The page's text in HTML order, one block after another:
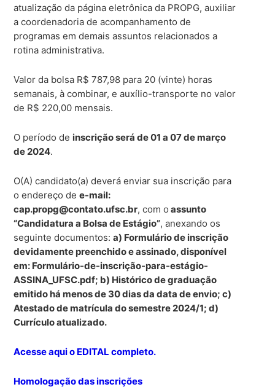
atualização da página eletrônica da PROPG, auxiliar
a coordenadoria de acompanhamento de
programas em demais assuntos relacionados a
rotina administrativa.
Valor da bolsa R$ 787,98 para 20 (vinte) horas
semanais, à combinar, e auxílio-transporte no valor
de R$ 220,00 mensais.
O período de inscrição será de 01 a 07 de março
de 2024.
O(A) candidato(a) deverá enviar sua inscrição para
o endereço dee-mail:
cap.propg@contato.ufsc.br, com o assunto
“Candidatura a Bolsa de Estágio”, anexando os
seguinte documentos:a) Formulário de inscrição
devidamente preenchido e assinado, disponível
em: Formulário-de-inscrição-para-estágio-
ASSINA_UFSC.pdf; b) Histórico de graduação
emitido há menos de 30 dias da data de envio; c)
Atestado de matrícula do semestre 2024/1; d)
Currículo atualizado.
Acesse aqui o EDITAL completo.
Homologação das inscrições